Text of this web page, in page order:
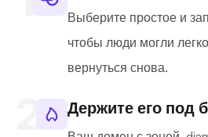
Выберите простое и
чтобы люди могли
вернуться снова.
Держите его под